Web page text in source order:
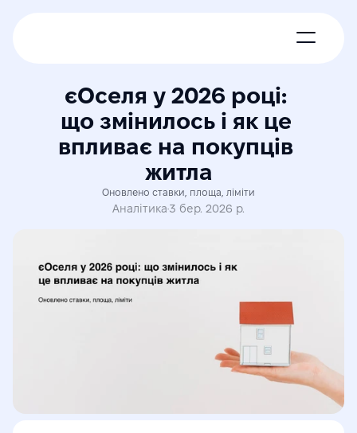
Новини
Членські пакети
єОселя у 2026 році:
що змінилось і як це
впливає на покупців
житла
Оновлено ставки, площа, ліміти
Аналітика·3 бер. 2026 р.